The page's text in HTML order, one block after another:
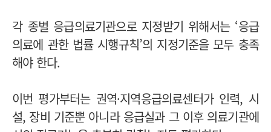
각 종별 응급의료기관으로 지정받기 위해서는 ‘응급
의료에 관한 법률 시행규칙’의 지정기준을 모두 충족
해야 한다.
이번 평가부터는 권역·지역응급의료센터가 인력, 시
설, 장비 기준뿐 아니라 응급실과 그 이후 의료기관에